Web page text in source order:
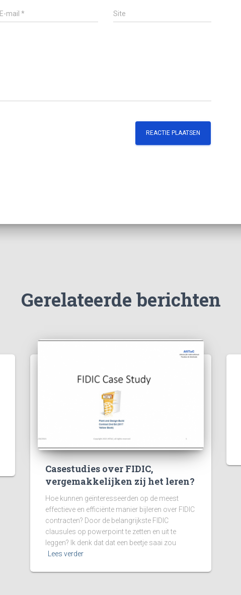
E-mail* Site
Gerelateerde berichten
Casestudies over FIDIC,
vergemakkelijken zij het leren?
Hoe kunnen geïnteresseerden op de meest
effectieve en efficiënte manier bijleren over FIDIC
contracten? Door de belangrijkste FIDIC
clausules op powerpoint te zetten en uit te
leggen? Ik denk dat dat een beetje saai zou
Lees verder